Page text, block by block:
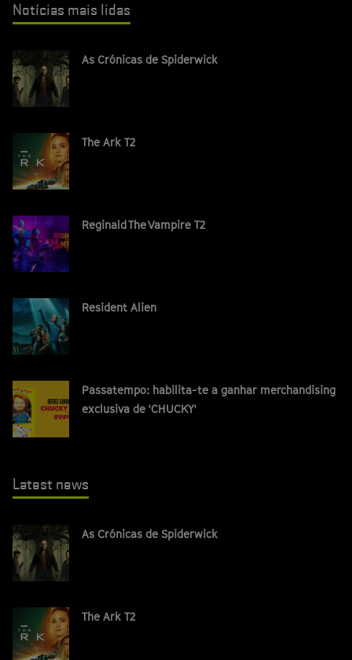
Notícias mais lidas
As Crónicas de Spiderwick
The Ark T2
Reginald The Vampire T2
Resident Alien
Passatempo: habilita-te a ganhar merchandising
exclusiva de 'CHUCKY'
Latest news
As Crónicas de Spiderwick
The Ark T2